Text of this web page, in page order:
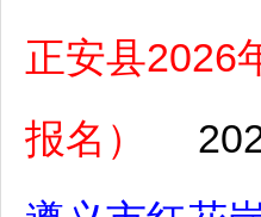
正安县2026
报名）